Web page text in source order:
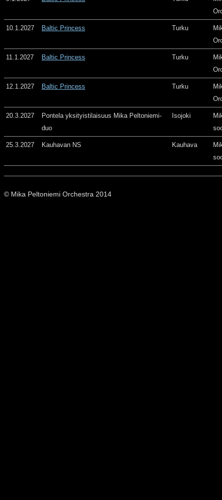
10.1.2027 Baltic Princess Turku
11.1.2027 Baltic Princess Turku
12.1.2027 Baltic Princess Turku
20.3.2027
Pontela yksityistilaisuus Mika Peltoniemi-
duo
Isojoki
25.3.2027 Kauhavan NS Kauhava
© Mika Peltoniemi Orchestra 2014